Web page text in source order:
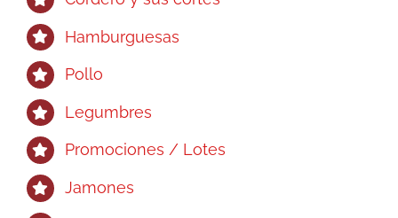
Hamburguesas
Pollo
Legumbres
Promociones / Lotes
Jamones